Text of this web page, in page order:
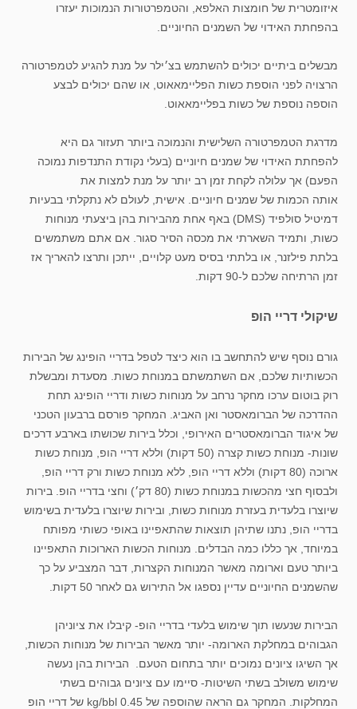
איזומטרית של חומצות האלפא, והטמפרטורות הנמוכות יעזרו
בהפחתת האידוי של השמנים החיוניים.
מבשלים ביתיים יכולים להשתמש בצ׳ילר על מנת להגיע לטמפרטורה
הרצויה לפני הוספת כשות הפליימאאוט, או שהם יכולים לבצע
הוספה נוספת של כשות בפליימאאוט.
מדרגת הטמפרטורה השלישית והנמוכה ביותר תעזור גם היא
להפחתת האידוי של שמנים חיוניים (בעלי נקודת התנדפות נמוכה
הפעם) אך עלולה לקחת זמן רב יותר על מנת למצות את
אותה הכמות של שמנים חיוניים. אישית, לעולם לא נתקלתי בבעיות
דמיטיל סולפיד (DMS) באף אחת מהבירות בהן ביצעתי מנוחות
כשות, ותמיד השארתי את מכסה הסיר סגור. אם אתם משתמשים
בלתת פילזנר, או בלתתי בסיס מעט קלויים, ייתכן ותרצו להאריך אז
זמן הרתיחה שלכם ל-90 דקות.
שיקולי דריי הופ
גורם נוסף שיש להתחשב בו הוא כיצד לטפל בדריי הופינג של הבירות
הכשותיות שלכם, אם השתמשתם במנוחת כשות. מסעדת ומבשלת
רוק בוטום ערכו מחקר נרחב על מנוחות כשות ודריי הופינג תחת
ההדרכה של הברומאסטר ואן האביג. המחקר פורסם ברבעון הטכני
של איגוד הברומאסטרים האירופי, וכלל בירות שכושתו בארבע דרכים
שונות- מנוחת כשות קצרה (50 דקות) וללא דריי הופ, מנוחת כשות
ארוכה (80 דקות) וללא דריי הופ, ללא מנוחת כשות ורק דריי הופ,
ולבסוף חצי מהכשות במנוחת כשות (80 דק׳) וחצי בדריי הופ. בירות
שיוצרו בלעדית בעזרת מנוחות כשות, ובירות שיוצרו בלעדית בשימוש
בדריי הופ, נתנו שתיהן תוצאות שהתאפיינו באופי כשותי מפותח
במיוחד, אך כללו כמה הבדלים. מנוחות הכשות הארוכות התאפיינו
ביותר טעם וארומה מאשר המנוחות הקצרות, דבר המצביע על כך
שהשמנים החיוניים עדיין נספגו אל התירוש גם לאחר 50 דקות.
הבירות שנעשו תוך שימוש בלעדי בדריי הופ- קיבלו את ציוניהן
הגבוהים במחלקת הארומה- יותר מאשר הבירות של מנוחות הכשות,
אך השיגו ציונים נמוכים יותר בתחום הטעם. הבירות בהן נעשה
שימוש משולב בשתי השיטות- סיימו עם ציונים גבוהים בשתי
המחלקות. המחקר גם הראה שהוספה של 0.45 kg/bbl של דריי הופ